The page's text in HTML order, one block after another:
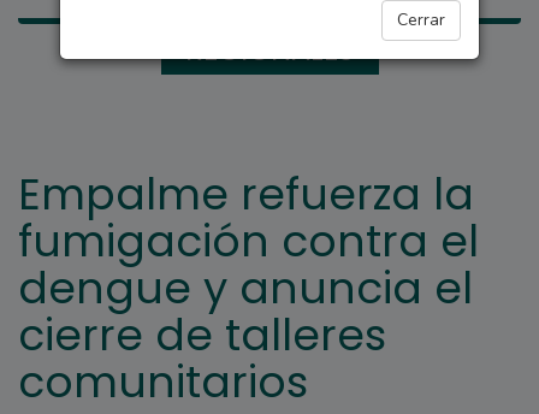
Cerrar
REGIONALES
Empalme refuerza la
fumigación contra el
dengue y anuncia el
cierre de talleres
comunitarios